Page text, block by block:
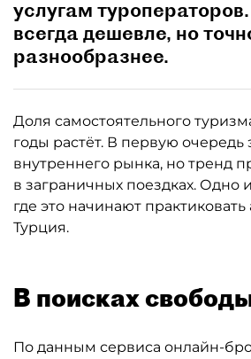
услугам
всегда дешевле, но
разнообразнее.
Доля самостоятельного
годы растёт. В первую очередь
внутреннего рынка, но тренд
в заграничных поездках. Одно
где это начинают
Турция.
В поисках
По данным сервиса онлайн-